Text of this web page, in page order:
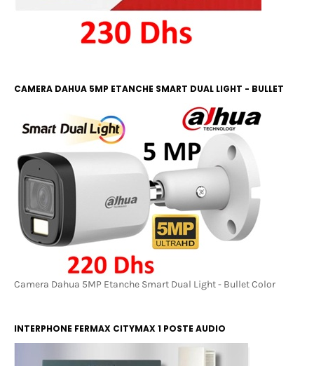
CAMERA DAHUA 5MP ETANCHE SMART DUAL LIGHT - BULLET
Camera Dahua 5MP Etanche Smart Dual Light - Bullet Color
INTERPHONE FERMAX CITYMAX 1 POSTE AUDIO